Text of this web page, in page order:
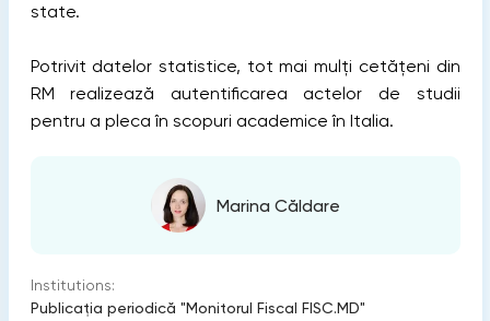
state.
Potrivit datelor statistice, tot mai mulți cetățeni din
RM realizează autentificarea actelor de studii
pentru a pleca în scopuri academice în Italia.
Marina Căldare
Institutions:
Publicaţia periodică "Monitorul Fiscal FISC.MD"